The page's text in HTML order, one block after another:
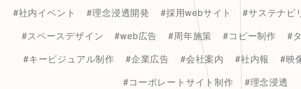
#社内イベント
#理念浸透開発 #採用webサイト #サステナビ
#スペースデザイン
#web広告 #周年施策 #コピー制作 #
#キービジュアル制作
#企業広告 #会社案内 #社内報 #映
#コーポレートサイト制作
#理念浸透